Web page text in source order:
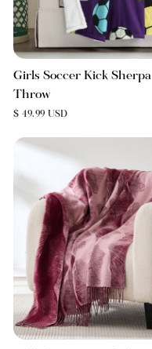
Girls Soccer Kick Sherpa
Throw
$ 49.99 USD